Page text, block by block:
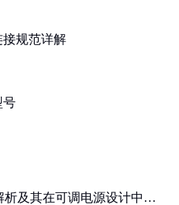
规范详解
号
析及其在可调电源设计中的